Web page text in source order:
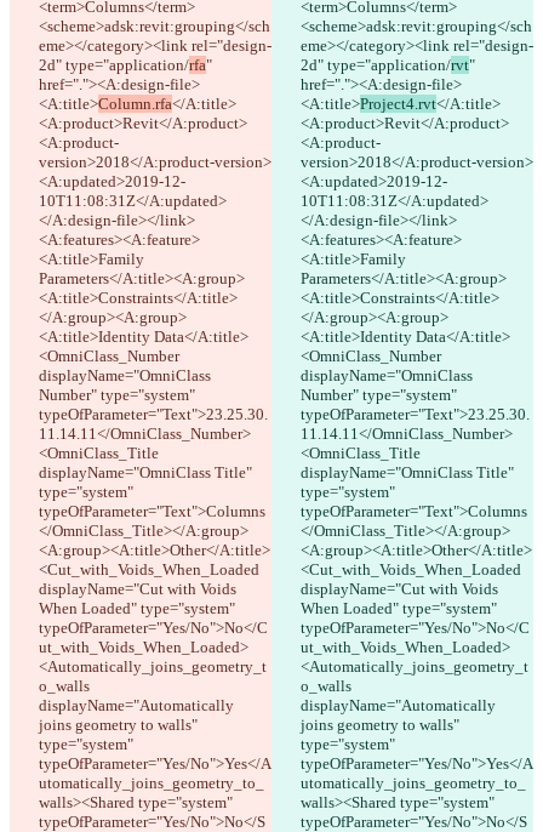
<term>Columns</term>
<scheme>adsk:revit:grouping</sch
eme></category><link rel="design-
2d" type="application/rfa"
href="."><A:design-file>
<A:title>Column.rfa</A:title>
<A:product>Revit</A:product>
<A:product-
version>2018</A:product-version>
<A:updated>2019-12-
10T11:08:31Z</A:updated>
</A:design-file></link>
<A:features><A:feature>
<A:title>Family
Parameters</A:title><A:group>
<A:title>Constraints</A:title>
</A:group><A:group>
<A:title>Identity Data</A:title>
<OmniClass_Number
displayName="OmniClass
Number" type="system"
typeOfParameter="Text">23.25.30.
11.14.11</OmniClass_Number>
<OmniClass_Title
displayName="OmniClass Title"
type="system"
typeOfParameter="Text">Columns
</OmniClass_Title></A:group>
<A:group><A:title>Other</A:title>
<Cut_with_Voids_When_Loaded
displayName="Cut with Voids
When Loaded" type="system"
typeOfParameter="Yes/No">No</C
ut_with_Voids_When_Loaded>
<Automatically_joins_geometry_t
o_walls
displayName="Automatically
joins geometry to walls"
type="system"
typeOfParameter="Yes/No">Yes</A
utomatically_joins_geometry_to_
walls><Shared type="system"
typeOfParameter="Yes/No">No</S
<term>Columns</term>
<scheme>adsk:revit:grouping</sch
eme></category><link rel="design-
2d" type="application/rvt"
href="."><A:design-file>
<A:title>Project4.rvt</A:title>
<A:product>Revit</A:product>
<A:product-
version>2018</A:product-version>
<A:updated>2019-12-
10T11:08:31Z</A:updated>
</A:design-file></link>
<A:features><A:feature>
<A:title>Family
Parameters</A:title><A:group>
<A:title>Constraints</A:title>
</A:group><A:group>
<A:title>Identity Data</A:title>
<OmniClass_Number
displayName="OmniClass
Number" type="system"
typeOfParameter="Text">23.25.30.
11.14.11</OmniClass_Number>
<OmniClass_Title
displayName="OmniClass Title"
type="system"
typeOfParameter="Text">Columns
</OmniClass_Title></A:group>
<A:group><A:title>Other</A:title>
<Cut_with_Voids_When_Loaded
displayName="Cut with Voids
When Loaded" type="system"
typeOfParameter="Yes/No">No</C
ut_with_Voids_When_Loaded>
<Automatically_joins_geometry_t
o_walls
displayName="Automatically
joins geometry to walls"
type="system"
typeOfParameter="Yes/No">Yes</A
utomatically_joins_geometry_to_
walls><Shared type="system"
typeOfParameter="Yes/No">No</S
Términos
Política de privacidad
API
iManage
English
Deutsch
Español
Français
हिन्दी
Italiano
日本語
Português
简体中文
繁體中文
한국어